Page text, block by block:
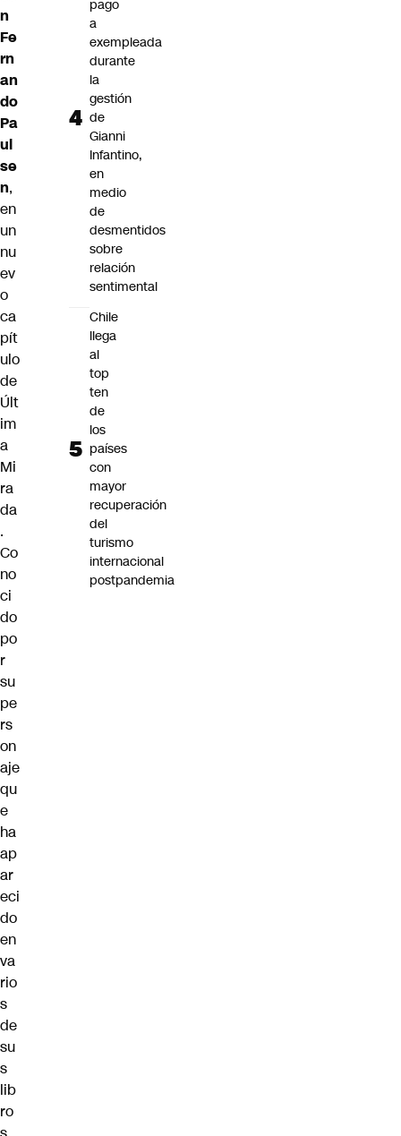
n
Fe
rn
an
do
Pa
ul
se
n,
en
un
nu
ev
o
ca
pít
ulo
de
Últ
im
a
Mi
ra
da
.
Co
no
ci
do
po
r
su
pe
rs
on
aje
qu
e
ha
ap
ar
eci
do
en
va
rio
s
de
su
s
lib
ro
pago
a
exempleada
durante
la
gestión
de
Gianni
Infantino,
en
medio
de
desmentidos
sobre
relación
sentimental
Chile
llega
al
top
ten
de
los
países
con
mayor
recuperación
del
turismo
internacional
postpandemia